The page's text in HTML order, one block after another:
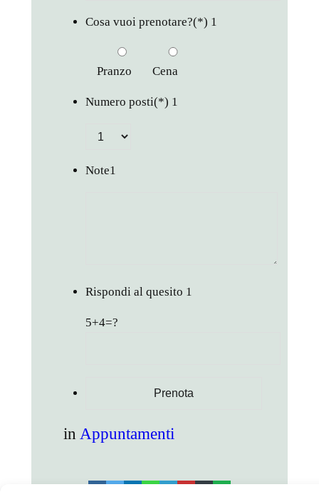
Cosa vuoi prenotare?(*) 1
Pranzo Cena
Numero posti(*) 1
Note1
Rispondi al quesito 1
5+4=?
in Appuntamenti